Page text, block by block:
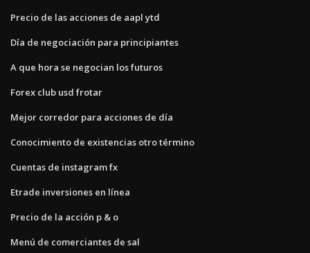
Precio de las acciones de aapl ytd
Día de negociación para principiantes
A que hora se negocian los futuros
Forex club usd frotar
Mejor corredor para acciones de día
Conocimiento de existencias otro término
Cuentas de instagram fx
Etrade inversiones en línea
Precio de la acción p & o
Menú de comerciantes de sal